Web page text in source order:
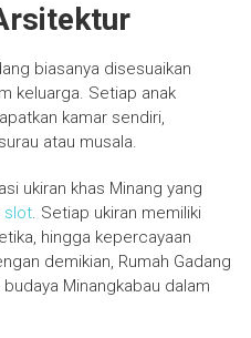
biasanya disesuaikan
keluarga. Setiap anak
kamar sendiri,
atau musala.
ukiran khas Minang yang
slot. Setiap ukiran memiliki
hingga kepercayaan
demikian, Rumah Gadang
Minangkabau dalam